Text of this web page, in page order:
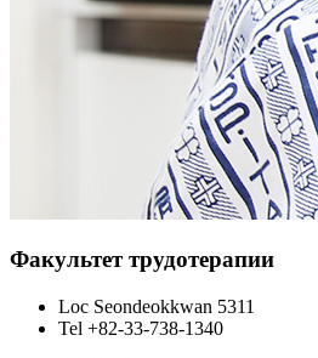
Факультет трудотерапии
Loc Seondeokkwan 5311
Tel +82-33-738-1340